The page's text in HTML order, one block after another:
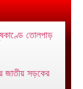
তোলপাড়
জাতীয় সড়কের